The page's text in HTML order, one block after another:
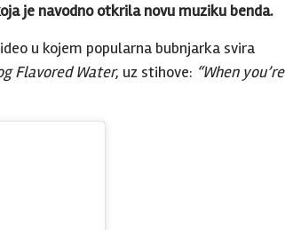
je navodno otkrila novu muziku benda.
u kojem popularna bubnjarka svira
Flavored Water, uz stihove: “When you’re